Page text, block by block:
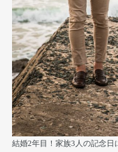
結婚2年目！家族3人の記念